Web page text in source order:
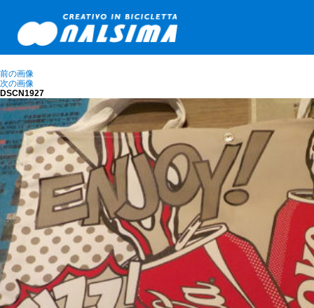
前の画像
次の画像
DSCN1927